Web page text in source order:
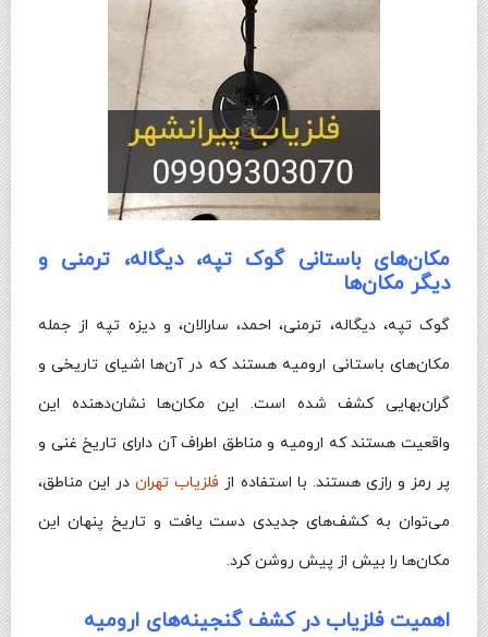
مکان‌های باستانی گوک تپه، دیگاله، ترمنی و
دیگر مکان‌ها
گوک تپه، دیگاله، ترمنی، احمد، سارالان، و دیزه تپه از جمله
مکان‌های باستانی ارومیه هستند که در آن‌ها اشیای تاریخی و
گران‌بهایی کشف شده است. این مکان‌ها نشان‌دهنده این
واقعیت هستند که ارومیه و مناطق اطراف آن دارای تاریخ غنی و
پر رمز و رازی هستند. با استفاده از فلزیاب تهراندر این مناطق،
می‌توان به کشف‌های جدیدی دست یافت و تاریخ پنهان این
مکان‌ها را بیش از پیش روشن کرد.
اهمیت فلزیاب در کشف گنجینه‌های ارومیه